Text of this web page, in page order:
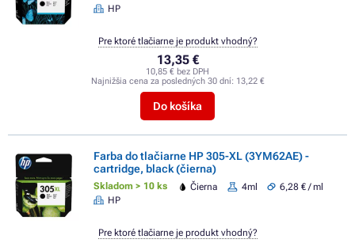
HP
13,35 €
10,85 € bez DPH
Najnižšia cena za posledných 30 dní: 13,22 €
Do košíka
Pre ktoré tlačiarne je produkt vhodný?
Farba do tlačiarne HP 305-XL (3YM62AE) -
cartridge, black (čierna)
Skladom > 10 ks Čierna 4ml
6,28 € / ml
HP
Pre ktoré tlačiarne je produkt vhodný?